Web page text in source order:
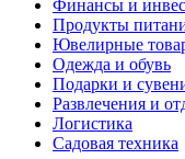
Финансы и
Продукты
Ювелирные
Одежда и обувь
Подарки и
Развлечения и
Логистика
Садовая техника